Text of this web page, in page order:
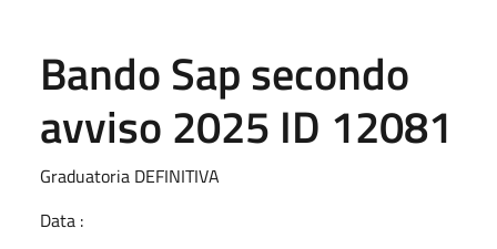
Bando Sap secondo
avviso 2025 ID 12081
Graduatoria DEFINITIVA
Data :